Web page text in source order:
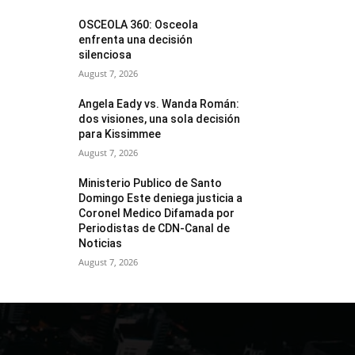
OSCEOLA 360: Osceola
enfrenta una decisión
silenciosa
August 7, 2026
Angela Eady vs. Wanda Román:
dos visiones, una sola decisión
para Kissimmee
August 7, 2026
Ministerio Publico de Santo
Domingo Este deniega justicia a
Coronel Medico Difamada por
Periodistas de CDN-Canal de
Noticias
August 7, 2026